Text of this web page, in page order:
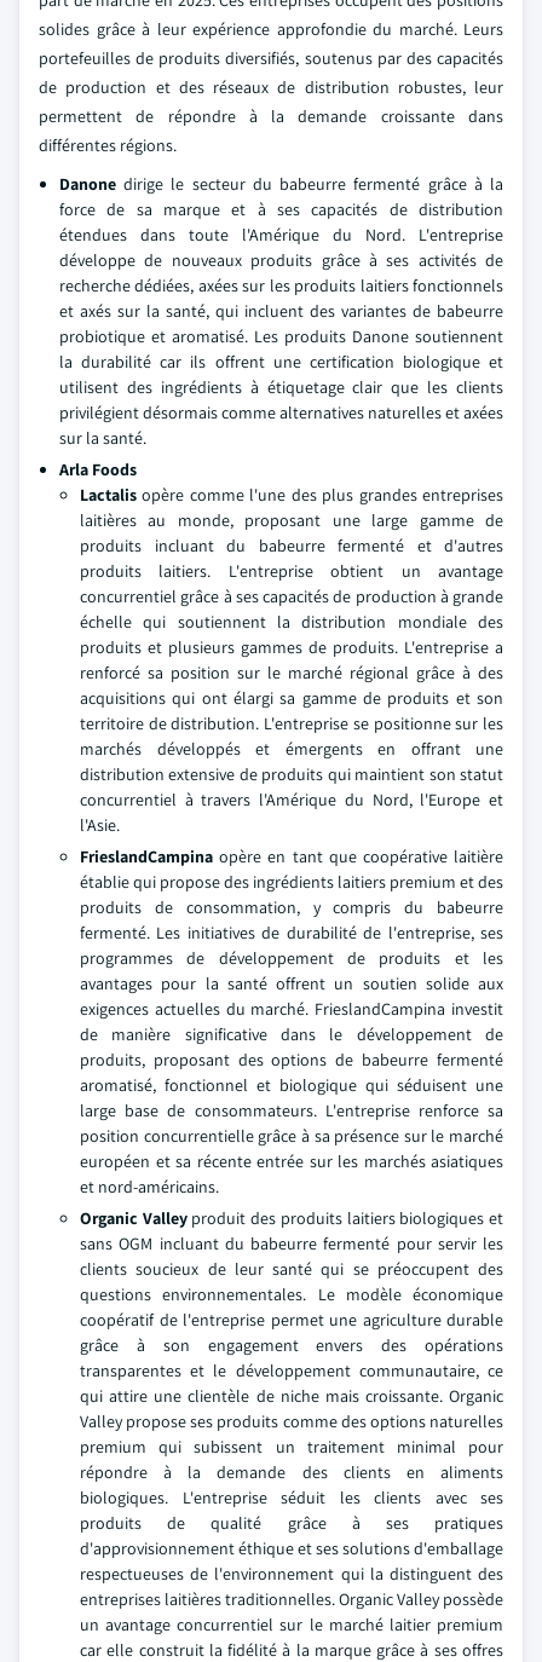
solides grâce à leur expérience approfondie du marché. Leurs
portefeuilles de produits diversifiés, soutenus par des capacités
de production et des réseaux de distribution robustes, leur
permettent de répondre à la demande croissante dans
différentes régions.
Danone dirige le secteur du babeurre fermenté grâce à la
force de sa marque et à ses capacités de distribution
étendues dans toute l'Amérique du Nord. L'entreprise
développe de nouveaux produits grâce à ses activités de
recherche dédiées, axées sur les produits laitiers fonctionnels
et axés sur la santé, qui incluent des variantes de babeurre
probiotique et aromatisé. Les produits Danone soutiennent
la durabilité car ils offrent une certification biologique et
utilisent des ingrédients à étiquetage clair que les clients
privilégient désormais comme alternatives naturelles et axées
sur la santé.
Arla Foods
Lactalis opère comme l'une des plus grandes entreprises
laitières au monde, proposant une large gamme de
produits incluant du babeurre fermenté et d'autres
produits laitiers. L'entreprise obtient un avantage
concurrentiel grâce à ses capacités de production à grande
échelle qui soutiennent la distribution mondiale des
produits et plusieurs gammes de produits. L'entreprise a
renforcé sa position sur le marché régional grâce à des
acquisitions qui ont élargi sa gamme de produits et son
territoire de distribution. L'entreprise se positionne sur les
marchés développés et émergents en offrant une
distribution extensive de produits qui maintient son statut
concurrentiel à travers l'Amérique du Nord, l'Europe et
l'Asie.
FrieslandCampina opère en tant que coopérative laitière
établie qui propose des ingrédients laitiers premium et des
produits de consommation, y compris du babeurre
fermenté. Les initiatives de durabilité de l'entreprise, ses
programmes de développement de produits et les
avantages pour la santé offrent un soutien solide aux
exigences actuelles du marché. FrieslandCampina investit
de manière significative dans le développement de
produits, proposant des options de babeurre fermenté
aromatisé, fonctionnel et biologique qui séduisent une
large base de consommateurs. L'entreprise renforce sa
position concurrentielle grâce à sa présence sur le marché
européen et sa récente entrée sur les marchés asiatiques
et nord-américains.
Organic Valleyproduit des produits laitiers biologiques et
sans OGM incluant du babeurre fermenté pour servir les
clients soucieux de leur santé qui se préoccupent des
questions environnementales. Le modèle économique
coopératif de l'entreprise permet une agriculture durable
grâce à son engagement envers des opérations
transparentes et le développement communautaire, ce
qui attire une clientèle de niche mais croissante. Organic
Valley propose ses produits comme des options naturelles
premium qui subissent un traitement minimal pour
répondre à la demande des clients en aliments
biologiques. L'entreprise séduit les clients avec ses
produits de qualité grâce à ses pratiques
d'approvisionnement éthique et ses solutions d'emballage
respectueuses de l'environnement qui la distinguent des
entreprises laitières traditionnelles. Organic Valley possède
un avantage concurrentiel sur le marché laitier premium
car elle construit la fidélité à la marque grâce à ses offres